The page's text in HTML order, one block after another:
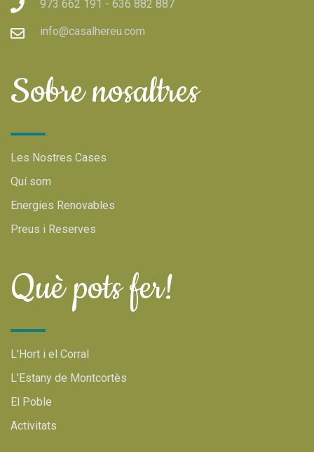
973 662 191 - 636 882 887
info@casalhereu.com
Sobre nosaltres
Les Nostres Cases
Quí som
Energies Renovables
Preus i Reserves
Què pots fer!
L'Hort i el Corral
L'Estany de Montcortès
El Poble
Activitats